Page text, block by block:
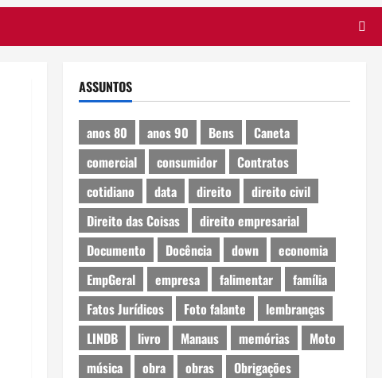
ASSUNTOS
anos 80 anos 90 Bens
Caneta
comercial
consumidor
Contratos
cotidiano
data direito
direito civil
Direito das Coisas
direito empresarial
Documento
Docência down
economia
EmpGeral
empresa falimentar
família
Fatos Jurídicos
Foto falante
lembranças
LINDB
livro Manaus memórias
Moto
música
obra obras
Obrigações